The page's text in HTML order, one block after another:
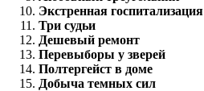
Экстренная госпитализация
Три судьи
Дешевый ремонт
Перевыборы у зверей
Полтергейст в доме
Добыча темных сил